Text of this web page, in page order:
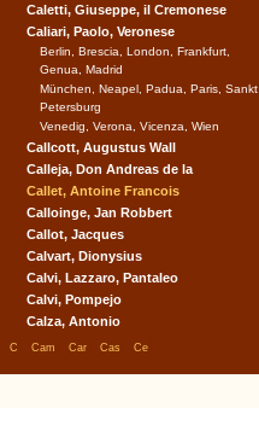
Caletti, Giuseppe, il Cremonese
Caliari, Paolo, Veronese
Berlin, Brescia, London, Frankfurt,
Genua, Madrid
München, Neapel, Padua, Paris, Sankt
Petersburg
Venedig, Verona, Vicenza, Wien
Callcott, Augustus Wall
Calleja, Don Andreas de la
Callet, Antoine Francois
Calloinge, Jan Robbert
Callot, Jacques
Calvart, Dionysius
Calvi, Lazzaro, Pantaleo
Calvi, Pompejo
Calza, Antonio
C Cam Car Cas Ce